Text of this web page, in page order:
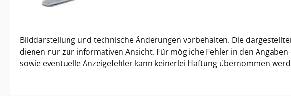
Bilddarstellung und technische Änderungen vorbehalten. Die
dienen nur zur informativen Ansicht. Für mögliche Fehler in den Angaben
sowie eventuelle Anzeigefehler kann keinerlei Haftung übernommen